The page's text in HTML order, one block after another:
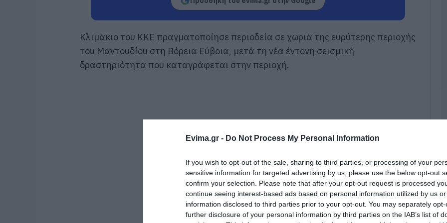
Evima.gr - Do Not Process My Personal Information
If you wish to opt-out of the sale, sharing to third parties, or processing of your
sensitive information for targeted advertising by us, please use the below opt-out
confirm your selection. Please note that after your opt-out request is processed
continue seeing interest-based ads based on personal information utilized by us
information disclosed to third parties prior to your opt-out. You may separately
further disclosure of your personal information by third parties on the IAB’s list of
Κλιμάκιο του ΚΚΕ πραγματοποίησε περιοδεία σε χωριά της ευρύτερης περιοχής
του Μαντουδίου στη Βόρεια Εύβοια, μετά τη νέα έντονη σεισμική
δραστηριότητα που καταγράφεται στην περιοχή.